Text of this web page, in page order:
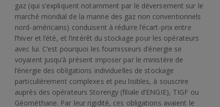
gaz (qui s’expliquent notamment par le déversement sur le
marché mondial de la manne des gaz non conventionnels
nord-américains) conduisent à réduire l’écart-prix entre
l’hiver et l’été, et l’intérêt du stockage pour les opérateurs
avec lui. C’est pourquoi les fournisseurs d’énergie se
voyaient jusqu’à présent imposer par le ministère de
l’énergie des obligations individuelles de stockage
particulièrement complexes et peu lisibles, à souscrire
auprès des opérateurs Storengy (filiale d’ENGIE), TIGF ou
Géométhane. Par leur rigidité, ces obligations avaient le